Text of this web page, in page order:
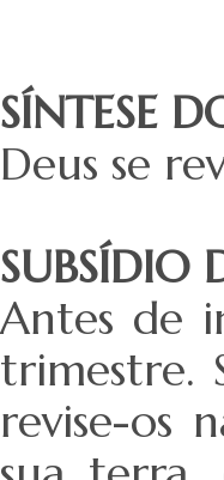
SÍNTESE
Deus se
SUBSÍDIO
Antes de
trimestre.
revise-os